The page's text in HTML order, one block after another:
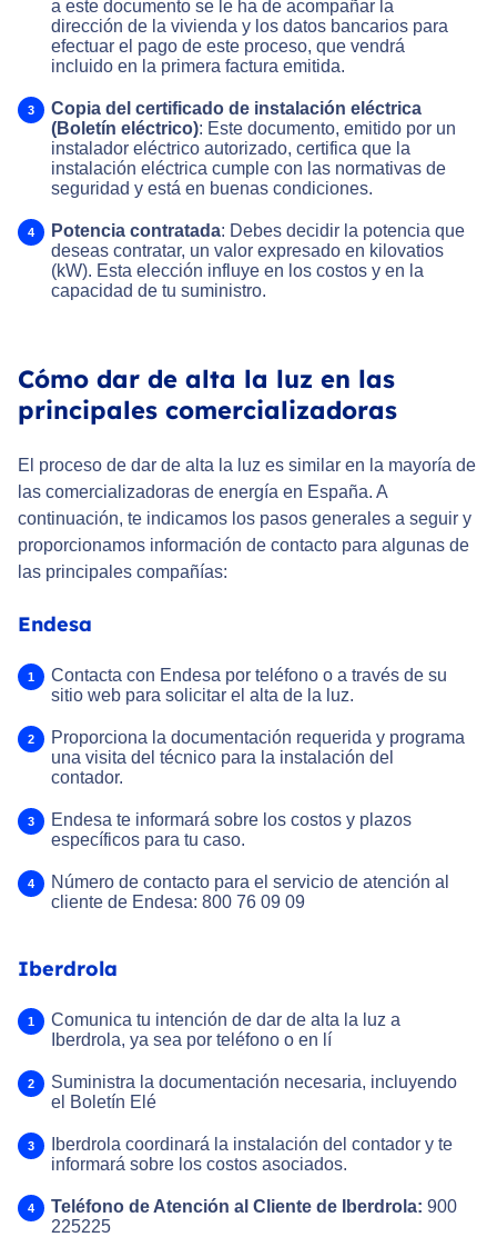
a este documento se le ha de acompañar la
dirección de la vivienda y los datos bancarios para
efectuar el pago de este proceso, que vendrá
incluido en la primera factura emitida.
Copia del certificado de instalación el éctrica
(Boletín el éctrico): Este documento, emitido por un
instalador eléctrico autorizado, certifica que la
instalación eléctrica cumple con las normativas de
seguridad y está en buenas condiciones.
Potencia contratada: Debes decidir la potencia que
deseas contratar, un valor expresado en kilovatios
(kW). Esta elección influye en los costos y en la
capacidad de tu suministro.
Cómo dar de alta la luz en las
principales comercializadoras
El proceso de dar de alta la luz es similar en la mayoría de
las comercializadoras de energía en España. A
continuación, te indicamos los pasos generales a seguir y
proporcionamos información de contacto para algunas de
las principales compañías:
Endesa
Contacta con Endesa por teléfono o a través de su
sitio web para solicitar el alta de la luz.
Proporciona la documentación requerida y programa
una visita del técnico para la instalación del
contador.
Endesa te informará sobre los costos y plazos
específicos para tu caso.
Número de contacto para el servicio de atención al
cliente de Endesa: 800 76 09 09
Iberdrola
Comunica tu intención de dar de alta la luz a
Iberdrola, ya sea por teléfono o en lí
Suministra la documentación necesaria, incluyendo
el Boletín Elé
Iberdrola coordinará la instalación del contador y te
informará sobre los costos asociados.
Teléfono de Atención al Cliente de Iberdrola: 900
225225